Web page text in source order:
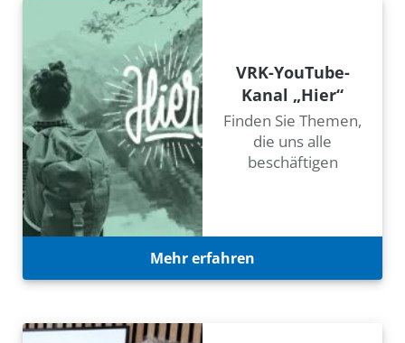
VRK-YouTube-
Kanal „Hier“
Finden Sie Themen,
die uns alle
beschäftigen
Mehr erfahren